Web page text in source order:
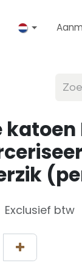
katoen
Exclusief btw